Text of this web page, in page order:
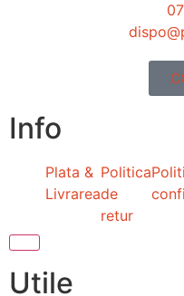
Info
Plata &
Livrarea
Politica
de
retur
Hamburger Toggle Menu
Utile